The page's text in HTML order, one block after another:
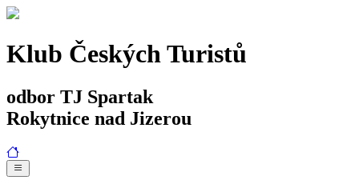
Klub Českých Turistů
odbor TJ Spartak
Rokytnice nad Jizerou